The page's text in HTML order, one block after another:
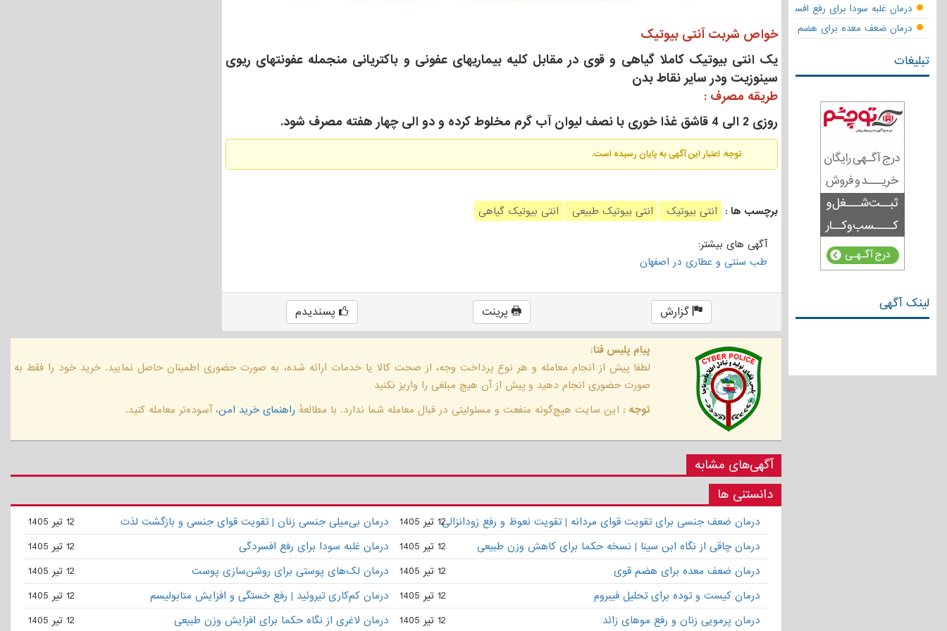
درمان غلبه سودا برای رفع افسردگی
درمان ضعف معده برای هضم قوی
تبلیغات
لینک آگهی
خواص شربت آنتی بیوتیک
یک انتی بیوتیک کاملا گیاهی و قوی در مقابل کلیه بیماریهای عفونی و باکتریانی منجمله عفونتهای ریوی
سینوزیت ودر سایر نقاط بدن
طریقه مصرف :
روزی 2 الی 4 قاشق غذا خوری با نصف لیوان آب گرم مخلوط کرده و دو الی چهار هفته مصرف شود.
توجه: اعتبار این آگهی به پایان رسیده است.
برچسب ها : انتی بیوتیک انتی بیوتیک طبیعی انتی بیوتیک گیاهی
آگهی های بیشتر:
طب سنتی و عطاری در اصفهان
گزارش پرینت پسندیدم
پیام پلیس فتا:
لطفا پیش از انجام معامله و هر نوع پرداخت وجه، از صحت کالا یا خدمات ارائه شده، به صورت حضوری اطمینان حاصل نمایید. خرید خود را فقط به
صورت حضوری انجام دهید و پیش از آن هیچ مبلغی را واریز نکنید
توجه : این سایت هیچ‌گونه منفعت و مسئولیتی در قبال معامله شما ندارد. با مطالعهٔ راهنمای خرید امن، آسوده‌تر معامله کنید.
آگهی‌های مشابه
دانستنی ها
درمان ضعف جنسی برای تقویت قوای مردانه | تقویت نعوظ و رفع زودانزالی12 تیر 1405 درمان بی‌میلی جنسی زنان | تقویت قوای جنسی و بازگشت لذت
12 تیر 1405
درمان چاقی از نگاه ابن سینا | نسخه حکما برای کاهش وزن طبیعی
12 تیر 1405 درمان غلبه سودا برای رفع افسردگی
12 تیر 1405
درمان ضعف معده برای هضم قوی
12 تیر 1405 درمان لک‌های پوستی برای روشن‌سازی پوست
12 تیر 1405
درمان کیست و توده برای تحلیل فیبروم
12 تیر 1405 درمان کم‌کاری تیروئید | رفع خستگی و افزایش متابولیسم
12 تیر 1405
درمان پرمویی زنان و رفع موهای زائد
12 تیر 1405 درمان لاغری از نگاه حکما برای افزایش وزن طبیعی 12 تیر 1405